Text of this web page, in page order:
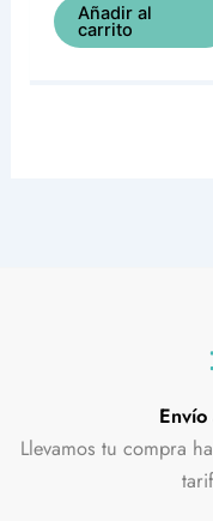
Añadir al
carrito
Llevamos tu compra